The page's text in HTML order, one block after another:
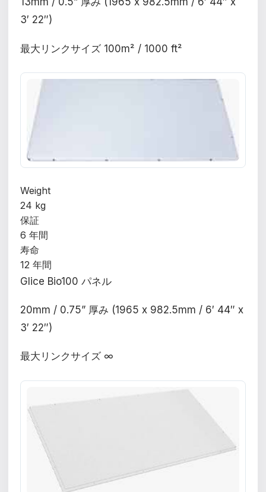
3′ 22″)
最大リンクサイズ 100m² / 1000 ft²
Weight
24 kg
保証
6 年間
寿命
12 年間
Glice Bio100 パネル
20mm / 0.75” 厚み (1965 x 982.5mm / 6′ 44″ x
3′ 22″)
最大リンクサイズ ∞